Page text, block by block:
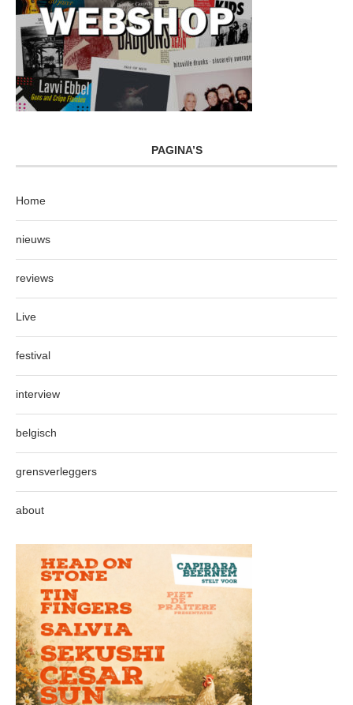
PAGINA’S
Home
nieuws
reviews
Live
festival
interview
belgisch
grensverleggers
about